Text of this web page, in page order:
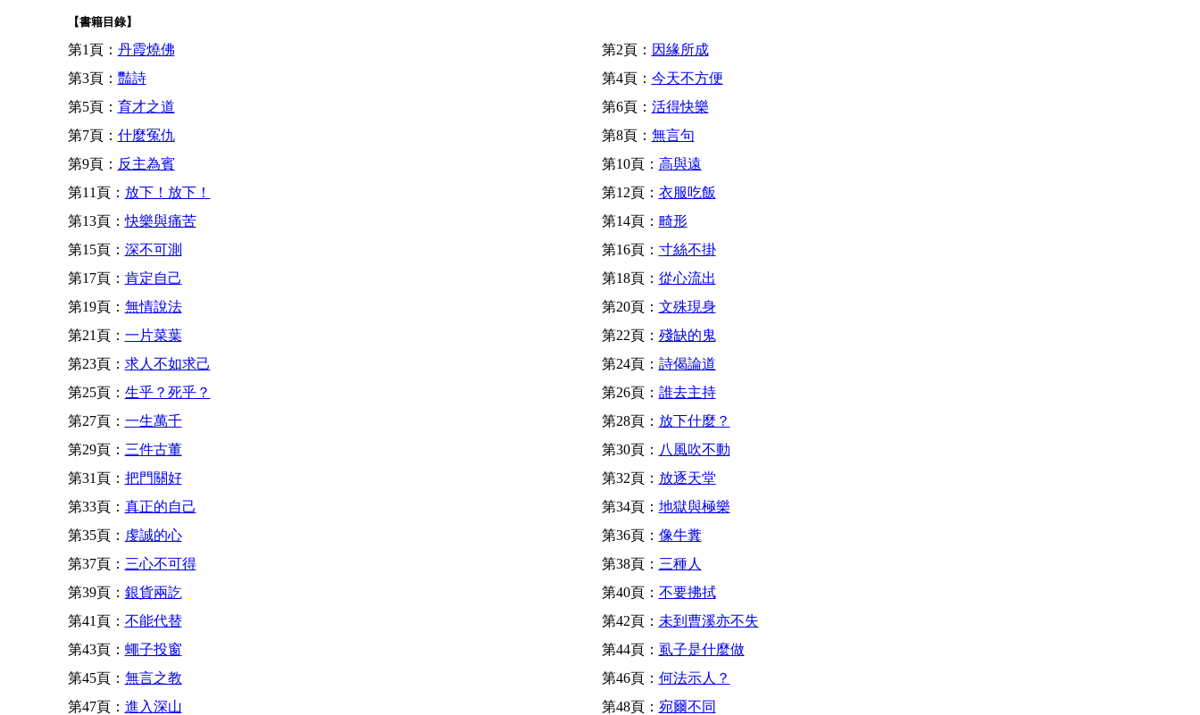
【書籍目錄】
第1頁： 丹霞燒佛 第2頁： 因緣所成
第3頁： 豔詩 第4頁： 今天不方便
第5頁： 育才之道 第6頁： 活得快樂
第7頁： 什麼冤仇 第8頁： 無言句
第9頁： 反主為賓 第10頁： 高與遠
第11頁： 放下！放下！ 第12頁： 衣服吃飯
第13頁：快樂與痛苦 第14頁： 畸形
第15頁： 深不可測 第16頁： 寸絲不掛
第17頁： 肯定自己 第18頁： 從心流出
第19頁： 無情說法 第20頁： 文殊現身
第21頁： 一片菜葉 第22頁： 殘缺的鬼
第23頁： 求人不如求己 第24頁： 詩偈論道
第25頁： 生乎？死乎？ 第26頁： 誰去主持
第27頁： 一生萬千 第28頁： 放下什麼？
第29頁： 三件古董 第30頁： 八風吹不動
第31頁： 把門關好 第32頁： 放逐天堂
第33頁： 真正的自己 第34頁： 地獄與極樂
第35頁： 虔誠的心 第36頁： 像牛糞
第37頁： 三心不可得 第38頁： 三種人
第39頁： 銀貨兩訖 第40頁： 不要拂拭
第41頁： 不能代替 第42頁： 未到曹溪亦不失
第43頁： 蠅子投窗 第44頁： 虱子是什麼做
第45頁： 無言之教 第46頁： 何法示人？
第47頁： 進入深山 第48頁： 宛爾不同